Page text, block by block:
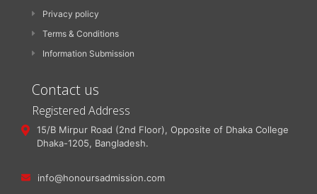
Privacy policy
Terms & Conditions
Information Submission
Contact us
Registered Address
15/B Mirpur Road (2nd Floor), Opposite of Dhaka College
Dhaka-1205, Bangladesh.
info@honoursadmission.com